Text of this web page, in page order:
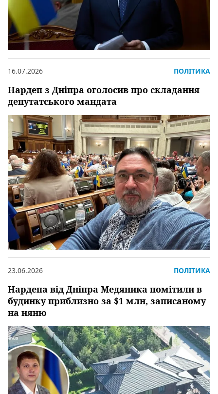
Нардеп з Дніпра оголосив про складання
депутатського мандата
16.07.2026 ПОЛІТИКА
Нардепа від Дніпра Медяника помітили в
будинку приблизно за $1 млн, записаному
на няню
23.06.2026 ПОЛІТИКА